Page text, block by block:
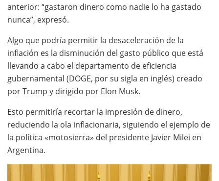
anterior: “gastaron dinero como nadie lo ha gastado
nunca”, expresó.
Algo que podría permitir la desaceleración de la
inflación es la disminución del gasto público que está
llevando a cabo el departamento de eficiencia
gubernamental (DOGE, por su sigla en inglés) creado
por Trump y dirigido por Elon Musk.
Esto permitiría recortar la impresión de dinero,
reduciendo la ola inflacionaria, siguiendo el ejemplo de
la política «motosierra» del presidente Javier Milei en
Argentina.